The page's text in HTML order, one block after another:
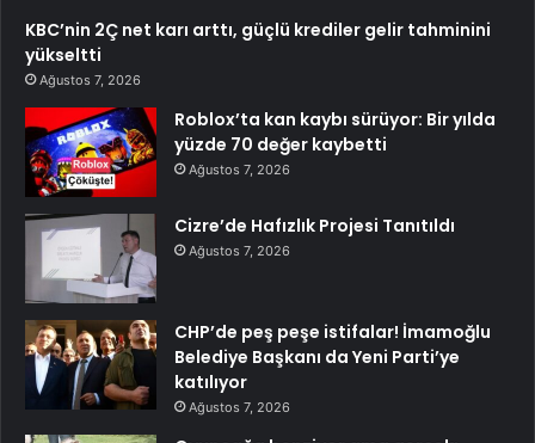
KBC’nin 2Ç net karı arttı, güçlü krediler gelir tahminini
yükseltti
Ağustos 7, 2026
Roblox’ta kan kaybı sürüyor: Bir yılda
yüzde 70 değer kaybetti
Ağustos 7, 2026
Cizre’de Hafızlık Projesi Tanıtıldı
Ağustos 7, 2026
CHP’de peş peşe istifalar! İmamoğlu
Belediye Başkanı da Yeni Parti’ye
katılıyor
Ağustos 7, 2026